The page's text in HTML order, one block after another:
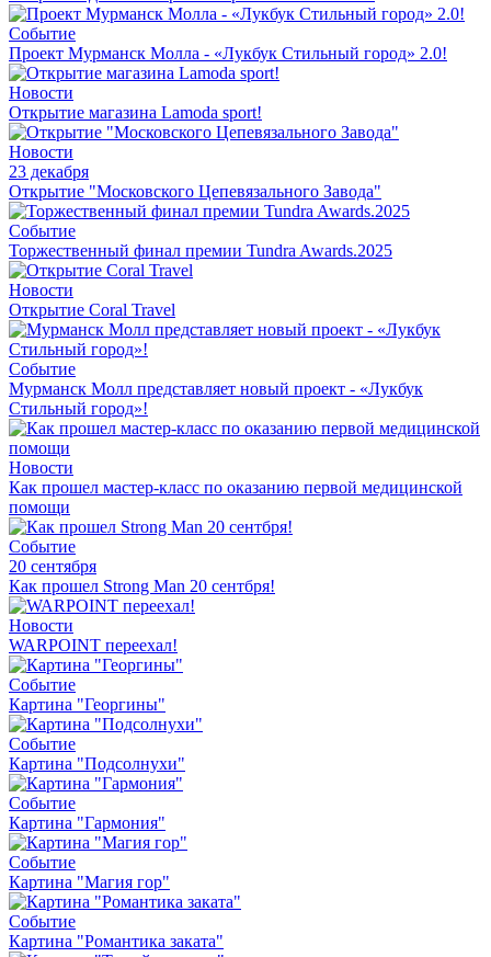
Событие
Проект Мурманск Молла - «Лукбук Стильный город» 2.0!
Новости
Открытие магазина Lamoda sport!
Новости
23 декабря
Открытие "Московского Цепевязального Завода"
Событие
Торжественный финал премии Tundra Awards.2025
Новости
Открытие Coral Travel
Событие
Мурманск Молл представляет новый проект - «Лукбук
Стильный город»!
Новости
Как прошел мастер-класс по оказанию первой медицинской
помощи
Событие
20 сентября
Как прошел Strong Man 20 сентбря!
Новости
WARPOINT переехал!
Событие
Картина "Георгины"
Событие
Картина "Подсолнухи"
Событие
Картина "Гармония"
Событие
Картина "Магия гор"
Событие
Картина "Романтика заката"